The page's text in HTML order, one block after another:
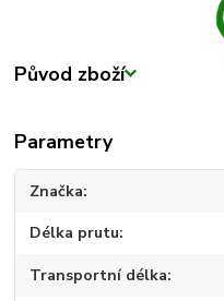
Původ zboží
Parametry
Značka
Délka prutu
Transportní délka